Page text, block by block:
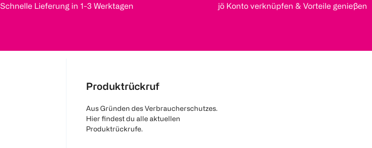
Schnelle Lieferung in 1-3 Werktagen jö Konto verknüpfen & Vorteile genießen
Produktrückruf
Aus Gründen des Verbraucherschutzes.
Hier findest du alle aktuellen
Produktrückrufe.